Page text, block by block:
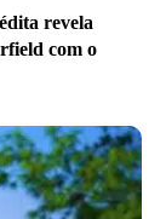
revela
com o